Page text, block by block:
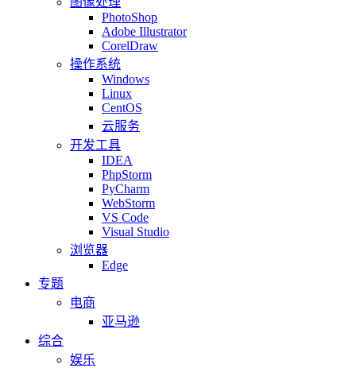
PhotoShop
Adobe Illustrator
CorelDraw
操作系统
Windows
Linux
CentOS
云服务
开发工具
IDEA
PhpStorm
PyCharm
WebStorm
VS Code
Visual Studio
浏览器
Edge
专题
电商
亚马逊
综合
娱乐